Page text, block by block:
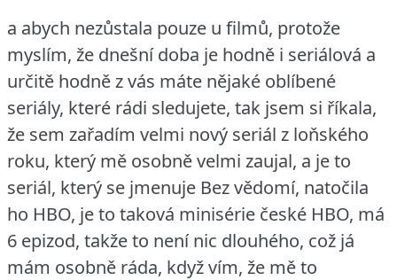
a abych nezůstala pouze u filmů, protože
myslím, že dnešní doba je hodně i seriálová a
určitě hodně z vás máte nějaké oblíbené
seriály, které rádi sledujete, tak jsem si říkala,
že sem zařadím velmi nový seriál z loňského
roku, který mě osobně velmi zaujal, a je to
seriál, který se jmenuje Bez vědomí, natočila
ho HBO, je to taková minisérie české HBO, má
6 epizod, takže to není nic dlouhého, což já
mám osobně ráda, když vím, že mě to